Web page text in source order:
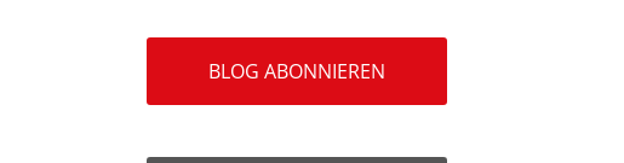
BLOG ABONNIEREN